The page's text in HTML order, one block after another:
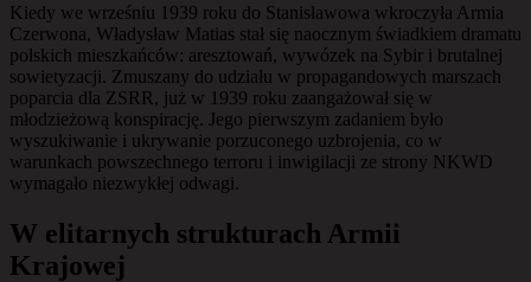
Kiedy we wrześniu 1939 roku do Stanisławowa wkroczyła Armia
Czerwona, Władysław Matias stał się naocznym świadkiem dramatu
polskich mieszkańców: aresztowań, wywózek na Sybir i brutalnej
sowietyzacji. Zmuszany do udziału w propagandowych marszach
poparcia dla ZSRR, już w 1939 roku zaangażował się w
młodzieżową konspirację. Jego pierwszym zadaniem było
wyszukiwanie i ukrywanie porzuconego uzbrojenia, co w
warunkach powszechnego terroru i inwigilacji ze strony NKWD
wymagało niezwykłej odwagi.
W elitarnych strukturach Armii
Krajowej